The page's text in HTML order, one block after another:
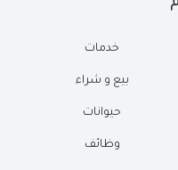
خدمات
بيع و شراء
حيوانات
وظائف